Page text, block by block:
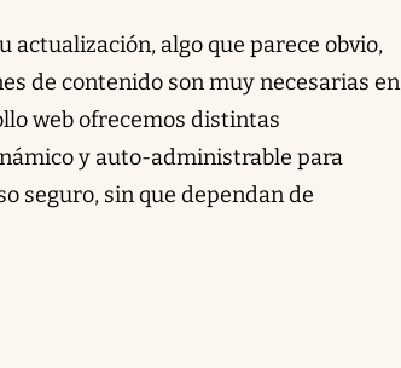
algo que parece obvio,
de contenido son muy necesarias en
web ofrecemos distintas
y auto-administrable para
seguro, sin que dependan de